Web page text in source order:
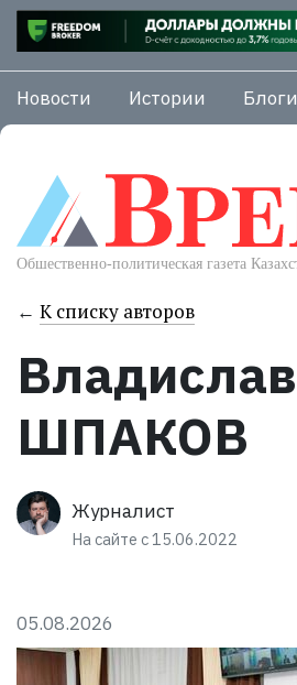
Новости Истории Блоги
← К списку авторов
Владислав
ШПАКОВ
Журналист
На сайте с 15.06.2022
05.08.2026